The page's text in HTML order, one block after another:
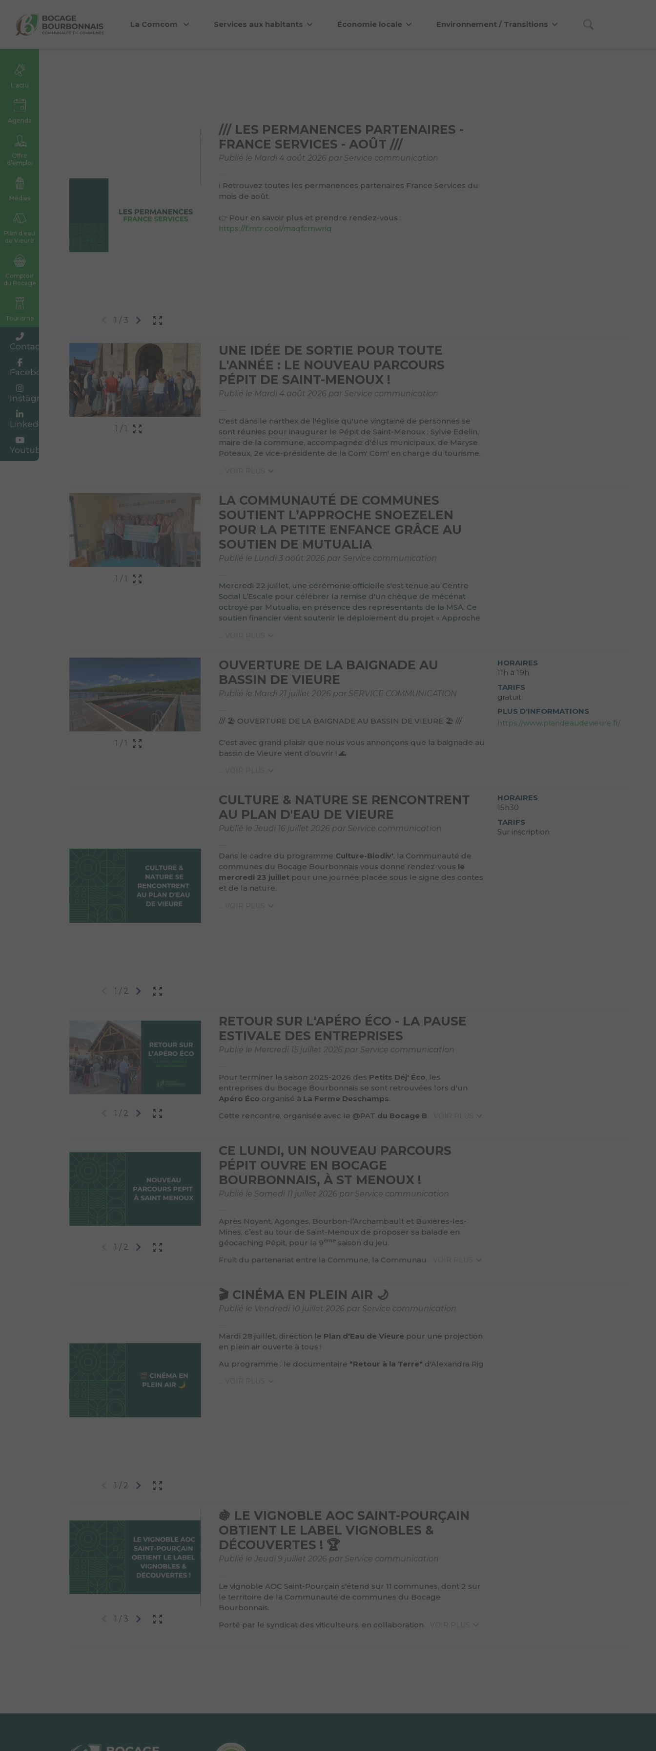
La Comcom Services aux habitants Économie locale Environnement / Transitions
L'actu
Agenda
Offre
d’emploi
Médias
Plan d’eau
de Vieure
Comptoir
du Bocage
Tourisme
Contact
Facebook
Instagram
Linkedin
Youtube
1 / 3
/// LES PERMANENCES PARTENAIRES -
FRANCE SERVICES - AOÛT ///
Publié le Mardi 4 août 2026 par Service communication
ℹ Retrouvez toutes les permanences partenaires France Services du
mois de août.
👉 Pour en savoir plus et prendre rendez-vous :
https://f.mtr.cool/maqfcmwriq
1 /1
UNE IDÉE DE SORTIE POUR TOUTE
L'ANNÉE : LE NOUVEAU PARCOURS
PÉPIT DE SAINT-MENOUX !
Publié le Mardi 4 août 2026 par Service communication
C'est dans le narthex de l'église qu'une vingtaine de personnes se
sont réunies pour inaugurer le Pépit de Saint-Menoux : Sylvie Edelin,
maire de la commune, accompagnée d'élus municipaux, de Maryse
Poteaux, 2e vice-présidente de la Com' Com' en charge du tourisme,
1 /1
LA COMMUNAUTÉ DE COMMUNES
SOUTIENT L’APPROCHE SNOEZELEN
POUR LA PETITE ENFANCE GRÂCE AU
SOUTIEN DE MUTUALIA
Publié le Lundi 3 août 2026 par Service communication
Mercredi 22 juillet, une cérémonie officielle s'est tenue au Centre
Social L’Escale pour célébrer la remise d'un chèque de mécénat
octroyé par Mutualia, en présence des représentants de la MSA. Ce
soutien financier vient soutenir le déploiement du projet « Approche
1 /1
OUVERTURE DE LA BAIGNADE AU
BASSIN DE VIEURE
Publié le Mardi 21 juillet 2026 par SERVICE COMMUNICATION
/// 🏖️ OUVERTURE DE LA BAIGNADE AU BASSIN DE VIEURE 🏖️ ///
C'est avec grand plaisir que nous vous annonçons que la baignade au
bassin de Vieure vient d’ouvrir ! 🌊
HORAIRES
11h à 19h
TARIFS
gratuit
PLUS D'INFORMATIONS
https://www.plandeaudevieure.fr/
1 / 2
CULTURE & NATURE SE RENCONTRENT
AU PLAN D'EAU DE VIEURE
Publié le Jeudi 16 juillet 2026 par Service communication
Dans le cadre du programme Culture-Biodiv', la Communauté de
communes du Bocage Bourbonnais vous donne rendez-vous le
mercredi 23 juilletpour une journée placée sous le signe des contes
et de la nature.
HORAIRES
15h30
TARIFS
Sur inscription
1 / 2
RETOUR SUR L'APÉRO ÉCO - LA PAUSE
ESTIVALE DES ENTREPRISES
Publié le Mercredi 15 juillet 2026 par Service communication
Pour terminer la saison 2025-2026 des Petits Déj' Éco, les
entreprises du Bocage Bourbonnais se sont retrouvées lors d'un
Apéro Éco organisé à La Ferme Deschamps.
Cette rencontre, organisée avec le @PAT du Bocage B
1 / 2
CE LUNDI, UN NOUVEAU PARCOURS
PÉPIT OUVRE EN BOCAGE
BOURBONNAIS, À ST MENOUX !
Publié le Samedi 11 juillet 2026 par Service communication
Après Noyant, Agonges, Bourbon-l’Archambault et Buxières-les-
Mines, c’est au tour de Saint-Menoux de proposer sa balade en
géocaching Pépit, pour la 9èmesaison du jeu.
Fruit du partenariat entre la Commune, la Communau
1 / 2
🎬 CINÉMA EN PLEIN AIR 🌙
Publié le Vendredi 10 juillet 2026 par Service communication
Mardi 28 juillet, direction le Plan d'Eau de Vieure pour une projection
en plein air ouverte à tous !
Au programme : le documentaire "Retour à la Terre" d'Alexandra Rig
1 / 3
🍇 LE VIGNOBLE AOC SAINT-POURÇAIN
OBTIENT LE LABEL VIGNOBLES &
DÉCOUVERTES ! 🏆
Publié le Jeudi 9 juillet 2026 par Service communication
Le vignoble AOC Saint-Pourçain s'étend sur 11 communes, dont 2 sur
le territoire de la Communauté de communes du Bocage
Bourbonnais.
Porté par le syndicat des viticulteurs, en collaboration